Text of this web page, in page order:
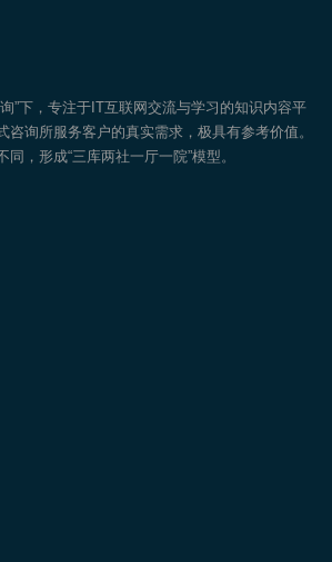
”下，专注于IT互联网交流与学习的知识内容平
咨询所服务客户的真实需求，极具有参考价值。
，形成“三库两社一厅一院”模型。